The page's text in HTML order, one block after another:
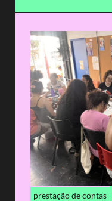
prestação de contas